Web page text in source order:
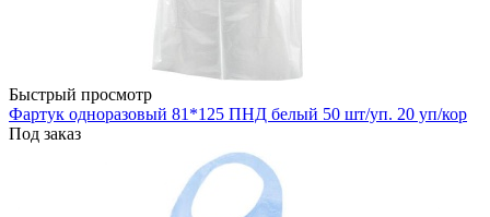
Быстрый просмотр
Фартук одноразовый 81*125 ПНД белый 50 шт/уп. 20 уп/кор
Под заказ